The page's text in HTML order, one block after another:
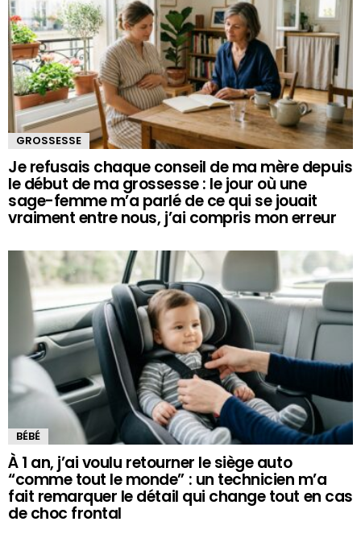
GROSSESSE
Je refusais chaque conseil de ma mère depuis
le début de ma grossesse : le jour où une
sage-femme m’a parlé de ce qui se jouait
vraiment entre nous, j’ai compris mon erreur
BÉBÉ
À 1 an, j’ai voulu retourner le siège auto
“comme tout le monde” : un technicien m’a
fait remarquer le détail qui change tout en cas
de choc frontal